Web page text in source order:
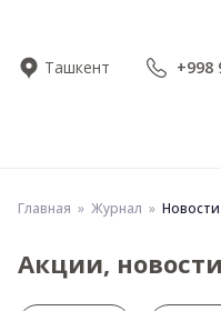
Ташкент +998
Главная Журнал Новости
Акции,